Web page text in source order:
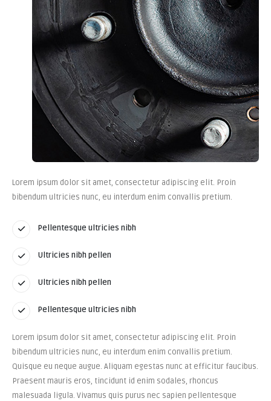
Lorem ipsum dolor sit amet, consectetur adipiscing elit. Proin
bibendum ultricies nunc, eu interdum enim convallis pretium.
Pellentesque ultricies nibh
Ultricies nibh pellen
Ultricies nibh pellen
Pellentesque ultricies nibh
Lorem ipsum dolor sit amet, consectetur adipiscing elit. Proin
bibendum ultricies nunc, eu interdum enim convallis pretium.
Quisque eu neque augue. Aliquam egestas nunc at efficitur faucibus.
Praesent mauris eros, tincidunt id enim sodales, rhoncus
malesuada ligula. Vivamus quis purus nec sapien pellentesque